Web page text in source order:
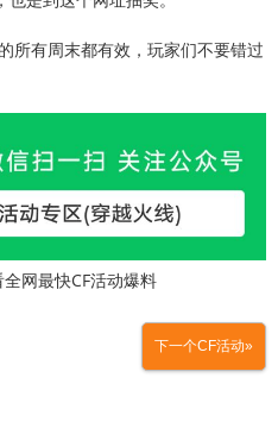
所有周末都有效，玩家们不要错过
网最快CF活动爆料
下一个CF活动»